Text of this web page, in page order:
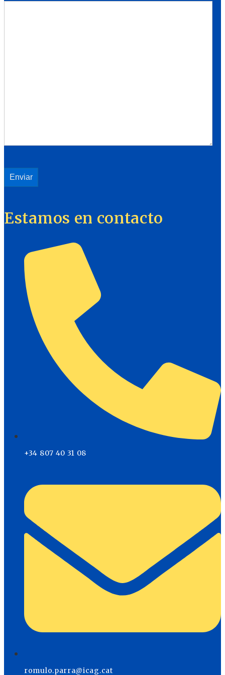
Estamos en contacto
+34 807 40 31 08
romulo.parra@icag.cat